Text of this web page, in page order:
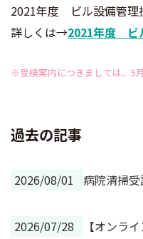
2021年度 ビル設備管理
詳しくは→2021年度 ビ
※受検案内につきましては、5
過去の記事
2026/08/01 病院清掃
2026/07/28 【オンラ